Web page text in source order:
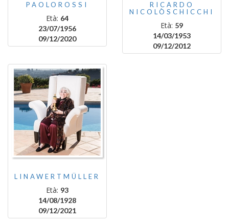
PAOLOROSSI
Età: 64
23/07/1956
09/12/2020
RICARDO
NICOLÒSCHICCHI
Età: 59
14/03/1953
09/12/2012
LINAWERTMÜLLER
Età: 93
14/08/1928
09/12/2021